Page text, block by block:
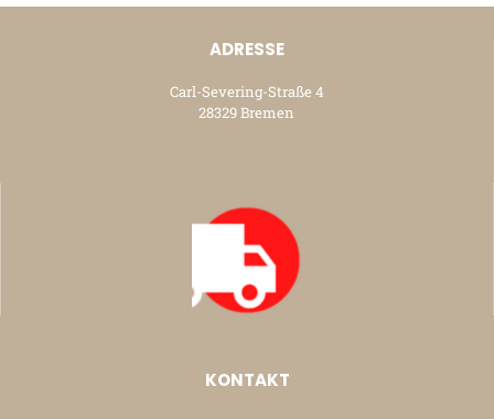
ADRESSE
Carl-Severing-Straße 4
28329 Bremen
KONTAKT